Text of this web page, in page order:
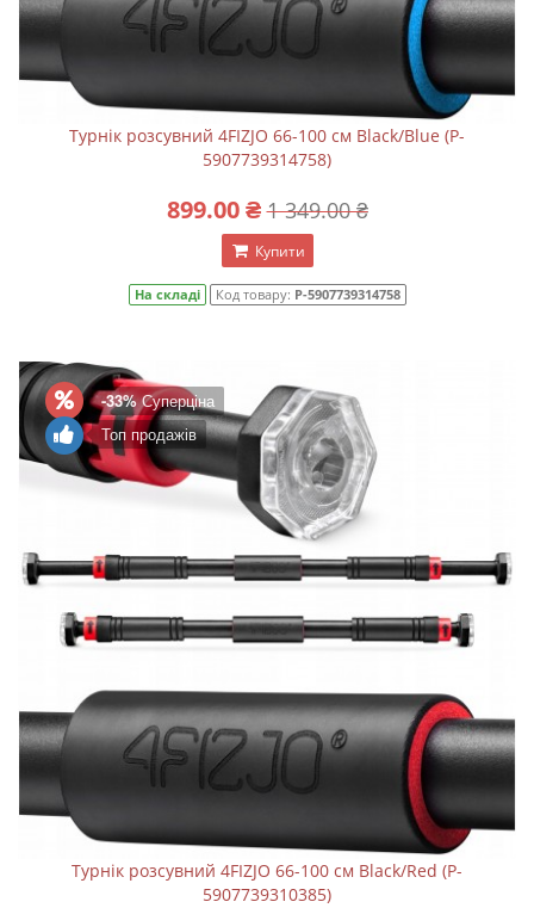
Турнік розсувний 4FIZJO 66-100 см Black/Blue (P-
5907739314758)
899.00 ₴ 1 349.00 ₴
Купити
На складі Код товару: P-5907739314758
-33%Суперціна
Топ продажів
Турнік розсувний 4FIZJO 66-100 см Black/Red (P-
5907739310385)